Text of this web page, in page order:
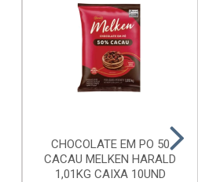
CHOCOLATE EM PO 50
CACAU MELKEN HARALD
1,01KG CAIXA 10UND